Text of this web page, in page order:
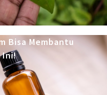
Bisa Membantu
Ini!